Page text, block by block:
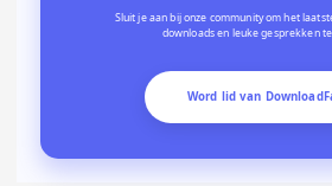
Sluit je aan bij onze community om het
downloads en leuke gesprekken
Word lid van